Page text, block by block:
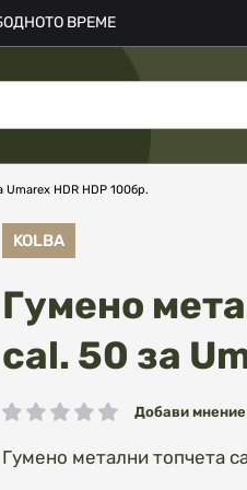
ВРЕМЕ
HDR HDP 100бр.
KOLBA
Гумено
cal. 50 за
рейтинг: Добави мнение
Гумено метални топчета